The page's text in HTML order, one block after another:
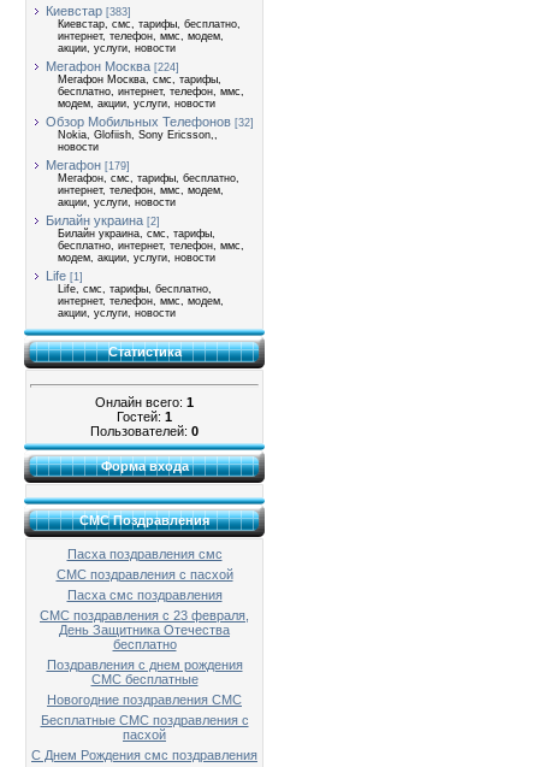
Киевстар [383]
Киевстар, смс, тарифы, бесплатно,
интернет, телефон, ммс, модем,
акции, услуги, новости
Мегафон Москва [224]
Мегафон Москва, смс, тарифы,
бесплатно, интернет, телефон, ммс,
модем, акции, услуги, новости
Обзор Мобильных Телефонов [32]
Nokia, Glofiish, Sony Ericsson,,
новости
Мегафон [179]
Мегафон, смс, тарифы, бесплатно,
интернет, телефон, ммс, модем,
акции, услуги, новости
Билайн украина [2]
Билайн украина, смс, тарифы,
бесплатно, интернет, телефон, ммс,
модем, акции, услуги, новости
Life [1]
Life, смс, тарифы, бесплатно,
интернет, телефон, ммс, модем,
акции, услуги, новости
Статистика
Онлайн всего: 1
Гостей: 1
Пользователей: 0
Форма входа
СМС Поздравления
Пасха поздравления смс
СМС поздравления с пасхой
Пасха смс поздравления
СМС поздравления с 23 февраля,
День Защитника Отечества
бесплатно
Поздравления с днем рождения
СМС бесплатные
Новогодние поздравления СМС
Бесплатные СМС поздравления с
пасхой
С Днем Рождения смс поздравления